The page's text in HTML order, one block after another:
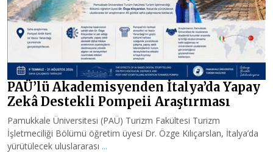
PAÜ’lü Akademisyenden İtalya’da Yapay
Zekâ Destekli Pompeii Araştırması
Pamukkale Üniversitesi (PAÜ) Turizm Fakültesi Turizm
İşletmeciliği Bölümü öğretim üyesi Dr. Özge Kılıçarslan, İtalya’da
yürütülecek uluslararası ...